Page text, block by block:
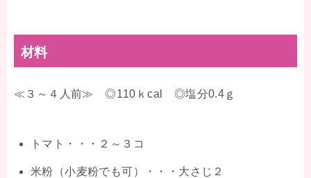
材料
≪３～４人前≫ ◎110ｋcal ◎塩分0.4ｇ
トマト・・・２～３コ
米粉（小麦粉でも可）・・・大さじ２